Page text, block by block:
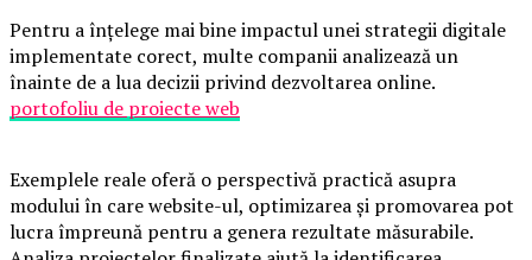
Pentru a înțelege mai bine impactul unei strategii digitale
implementate corect, multe companii analizează un
înainte de a lua decizii privind dezvoltarea online.
portofoliu de proiecte web
Exemplele reale oferă o perspectivă practică asupra
modului în care website-ul, optimizarea și promovarea pot
lucra împreună pentru a genera rezultate măsurabile.